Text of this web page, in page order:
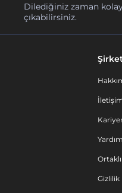
Dilediğiniz zaman
çıkabilirsiniz.
Gizlilik